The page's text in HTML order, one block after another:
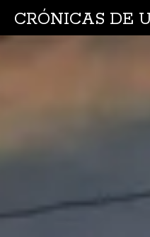
CRÓNICAS DE